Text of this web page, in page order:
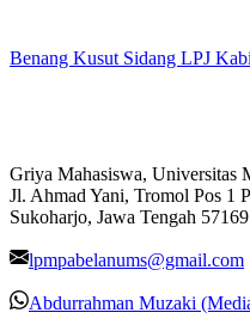
Benang Kusut Sidang LPJ
Griya Mahasiswa, Universitas
Jl. Ahmad Yani, Tromol Pos 1
Sukoharjo, Jawa Tengah 57169
lpmpabelanums@gmail.com
Abdurrahman Muzaki